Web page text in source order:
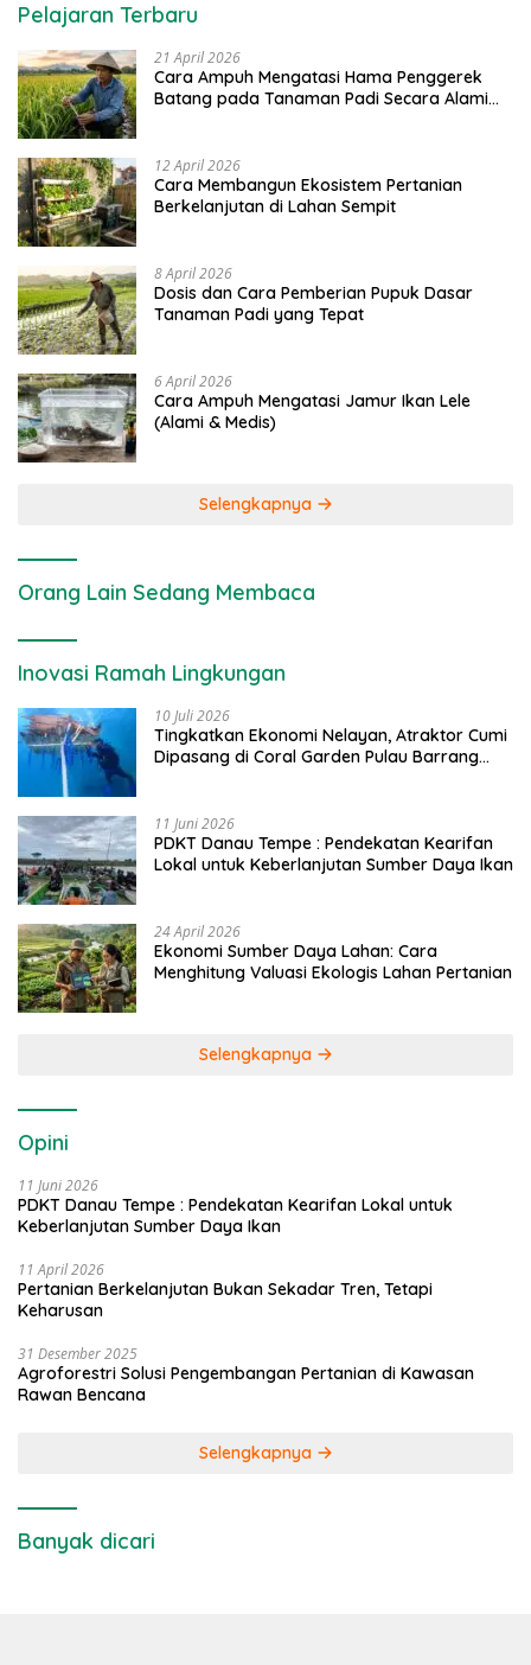
Pelajaran Terbaru
21 April 2026
Cara Ampuh Mengatasi Hama Penggerek
Batang pada Tanaman Padi Secara Alami
12 April 2026
Cara Membangun Ekosistem Pertanian
Berkelanjutan di Lahan Sempit
8 April 2026
Dosis dan Cara Pemberian Pupuk Dasar
Tanaman Padi yang Tepat
6 April 2026
Cara Ampuh Mengatasi Jamur Ikan Lele
(Alami & Medis)
Selengkapnya
Orang Lain Sedang Membaca
Inovasi Ramah Lingkungan
10 Juli 2026
Tingkatkan Ekonomi Nelayan, Atraktor Cumi
Dipasang di Coral Garden Pulau Barrang
11 Juni 2026
PDKT Danau Tempe : Pendekatan Kearifan
Lokal untuk Keberlanjutan Sumber Daya Ikan
24 April 2026
Ekonomi Sumber Daya Lahan: Cara
Menghitung Valuasi Ekologis Lahan Pertanian
Selengkapnya
Opini
11 Juni 2026
PDKT Danau Tempe : Pendekatan Kearifan Lokal untuk
Keberlanjutan Sumber Daya Ikan
11 April 2026
Pertanian Berkelanjutan Bukan Sekadar Tren, Tetapi
Keharusan
31 Desember 2025
Agroforestri Solusi Pengembangan Pertanian di Kawasan
Rawan Bencana
Selengkapnya
Banyak dicari